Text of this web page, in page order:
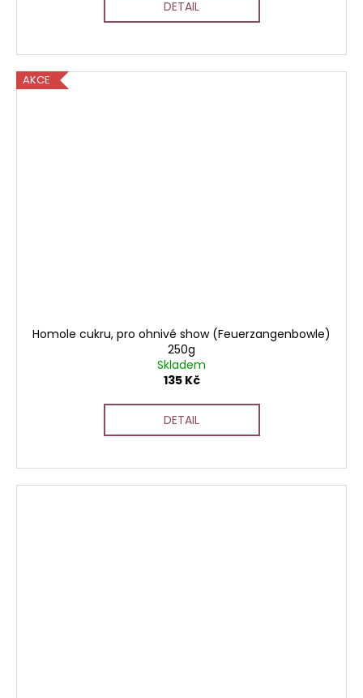
DETAIL
AKCE
Homole cukru, pro ohnivé show (Feuerzangenbowle)
250g
Skladem
135 Kč
DETAIL